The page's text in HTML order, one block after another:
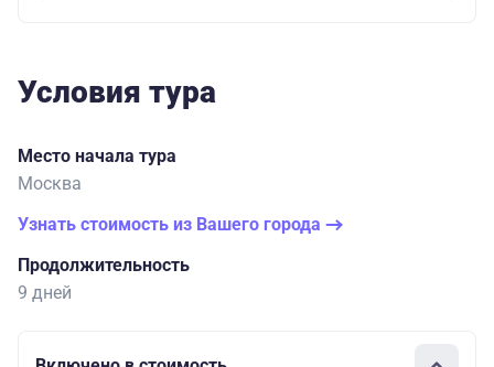
Условия тура
Место начала тура
Москва
Узнать стоимость из Вашего города
Продолжительность
9 дней